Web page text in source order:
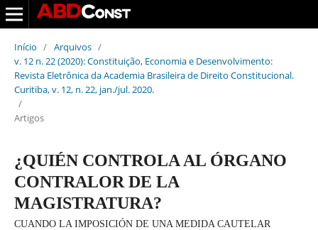
Início / Arquivos /
v. 12 n. 22 (2020): Constituição, Economia e Desenvolvimento:
Revista Eletrônica da Academia Brasileira de Direito Constitucional.
Curitiba, v. 12, n. 22, jan./jul. 2020.
/
Artigos
¿QUIÉN CONTROLA AL ÓRGANO
CONTRALOR DE LA
MAGISTRATURA?
CUANDO LA IMPOSICIÓN DE UNA MEDIDA CAUTELAR